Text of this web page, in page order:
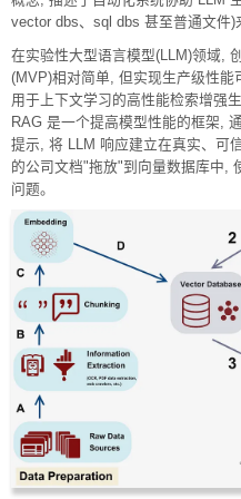
vector dbs、sql dbs 甚至普通文件)
在实验性大型语言模型(LLM)领域,
(MVP)相对简单, 但实现生产级性
用于上下文学习的高性能检索增强
RAG 是一个提高模型性能的框架,
提示, 将 LLM 响应建立在真实、可
的公司文档"拖放"到向量数据库中,
问题。